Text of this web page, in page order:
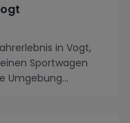
in Vogt,
Sportwagen
Umgebung